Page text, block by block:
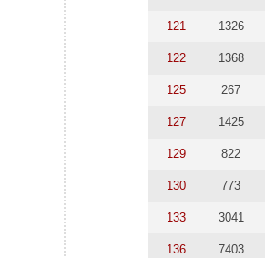
121 1326
122 1368
125 267
127 1425
129 822
130 773
133 3041
136 7403